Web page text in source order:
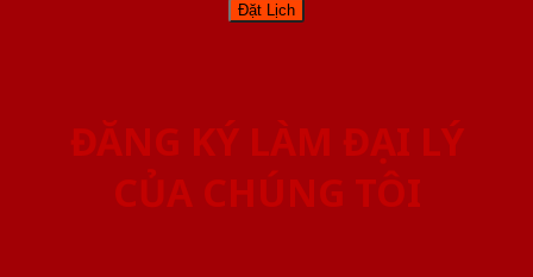
ĐĂNG KÝ LÀM ĐẠI LÝ
CỦA CHÚNG TÔI